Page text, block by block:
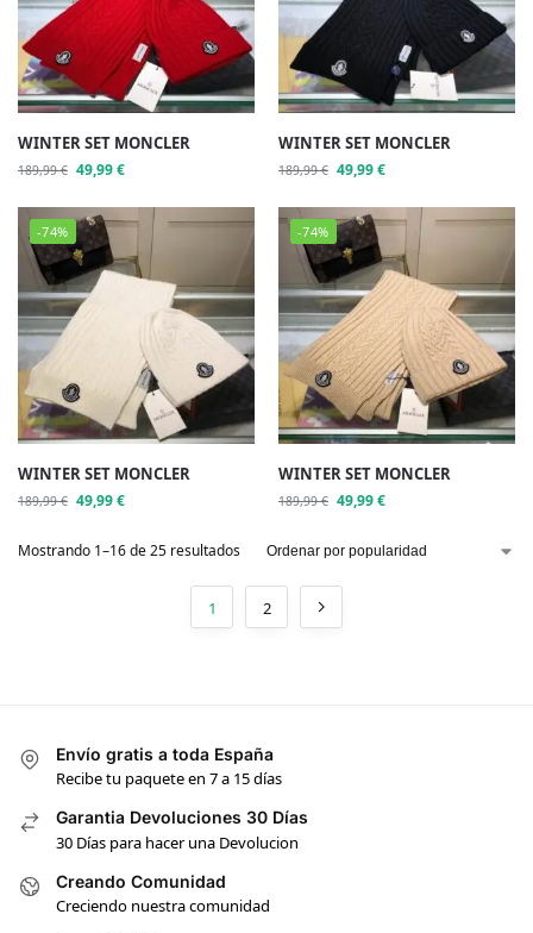
WINTER SET MONCLER
189,99€ 49,99€
WINTER SET MONCLER
189,99€ 49,99€
-74%
WINTER SET MONCLER
189,99€ 49,99€
-74%
WINTER SET MONCLER
189,99€ 49,99€
Mostrando 1–16 de 25 resultados
1 2
Envío gratis a toda España
Recibe tu paquete en 7 a 15 días
Garantia Devoluciones 30 Días
30 Días para hacer una Devolucion
Creando Comunidad
Creciendo nuestra comunidad